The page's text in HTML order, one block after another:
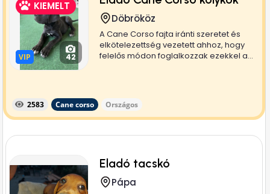
KIEMELT
VIP
VIP 42
Döbrököz
A Cane Corso fajta iránti szeretet és
elkötelezettség vezetett ahhoz, hogy
felelős módon foglalkozzak ezekkel a...
2583 Cane corso Országos
Eladó tacskó
Pápa